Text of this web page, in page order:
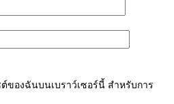
ของฉันบนเบราว์เซอร์นี้ สำหรับการ